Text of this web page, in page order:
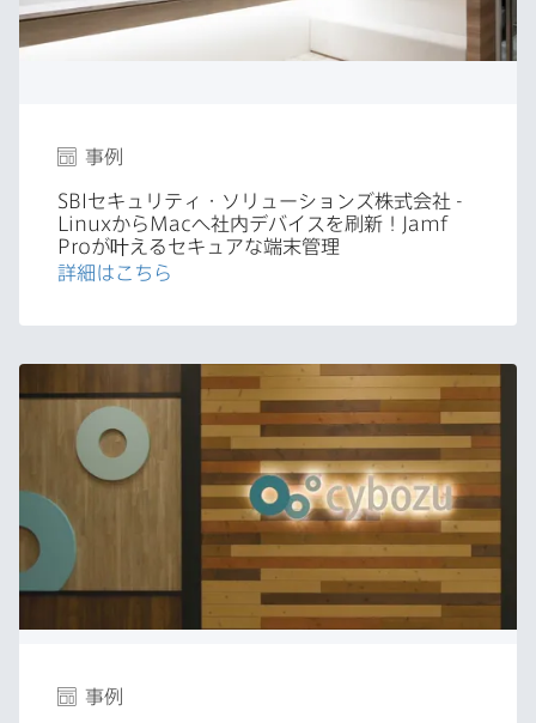
事例
SBI セキュリティ・ソリューションズ株式会社 -
LinuxからMacへ​社内デバイスを​刷新！
Jamf
Proが​叶える​セキュアな​端末管理
詳細は​こちら
事例